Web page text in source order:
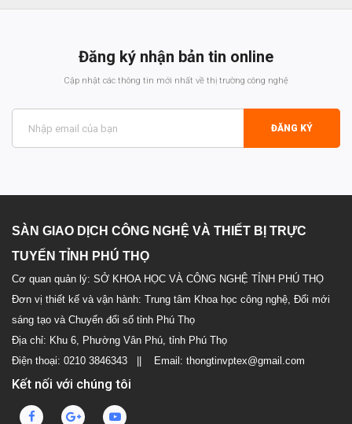
Đăng ký nhận bản tin online
Cập nhật các thông tin mới nhất về thị trường công nghệ
ĐĂNG KÝ
SÀN GIAO DỊCH CÔNG NGHỆ VÀ THIẾT BỊ TRỰC
TUYẾN TỈNH PHÚ THỌ
Cơ quan quản lý: SỞ KHOA HỌC VÀ CÔNG NGHỆ TỈNH PHÚ THỌ
Đơn vị thiết kế và vận hành: Trung tâm Khoa học công nghệ, Đổi mới
sáng tạo và Chuyển đổi số tỉnh Phú Thọ
Địa chỉ: Khu 6, Phường Vân Phú, tỉnh Phú Thọ
Điện thoại: 0210 3846343 || Email: thongtinvptex@gmail.com
Kết nối với chúng tôi